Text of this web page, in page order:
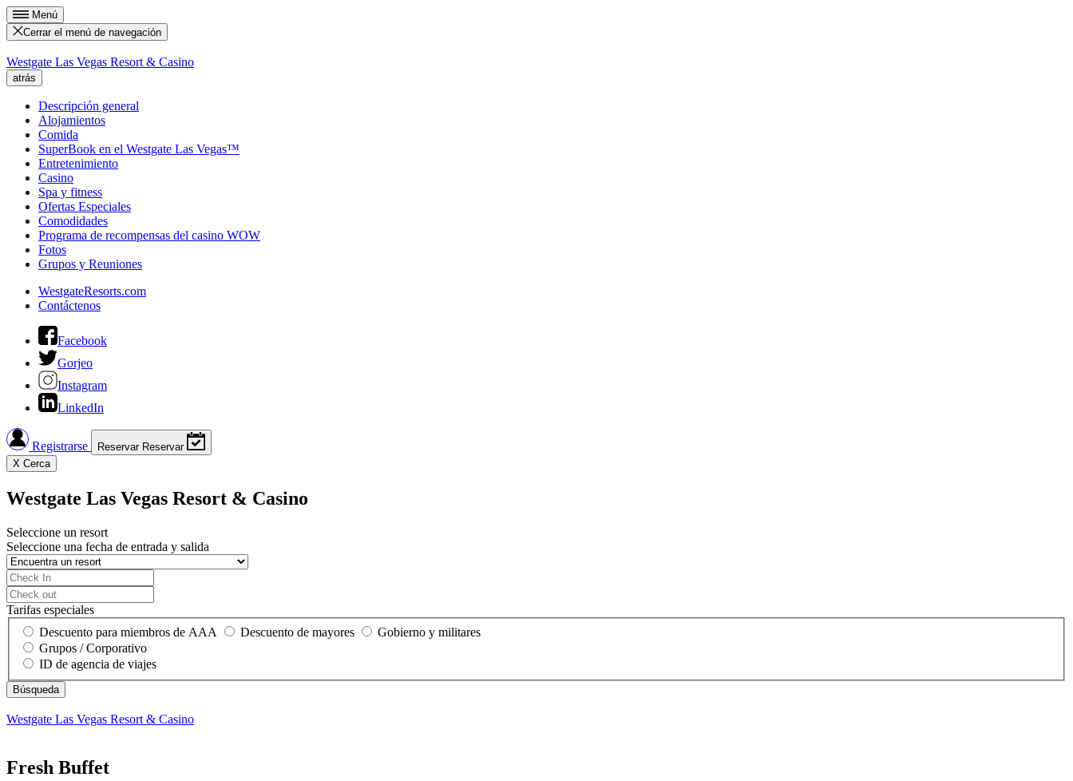
Menú
Cerrar el menú de navegación
Westgate Las Vegas Resort & Casino
atrás
Descripción general
Alojamientos
Comida
SuperBook en el Westgate Las Vegas™
Entretenimiento
Casino
Spa y fitness
Ofertas Especiales
Comodidades
Programa de recompensas del casino WOW
Fotos
Grupos y Reuniones
WestgateResorts.com
Contáctenos
Facebook
Gorjeo
Instagram
LinkedIn
Registrarse Reservar Reservar
X Cerca
Westgate Las Vegas Resort & Casino
Seleccione un resort
Seleccione una fecha de entrada y salida
Tarifas especiales
Descuento para miembros de AAA
Descuento de mayores
Gobierno y militares
Grupos / Corporativo
ID de agencia de viajes
Westgate Las Vegas Resort & Casino
Fresh Buffet